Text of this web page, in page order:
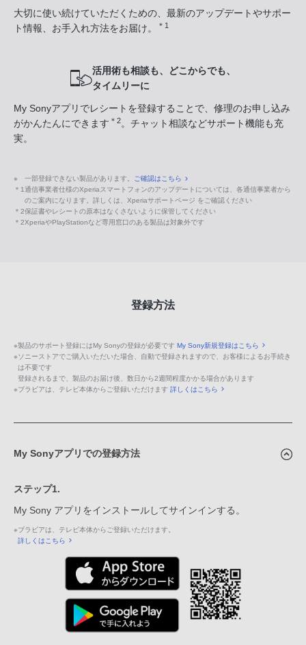
大切に使い続けていただくための、最新のアップデートやサポー
ト情報、お手入れ方法をお届け。
＊1
活用術も相談も、どこからでも、
タイムリーに
My Sonyアプリでレシートを登録することで、修理のお申し込み
がかんたんにできます ＊2。チャット相談などサポート機能も充
実。
※ 一部登録できない製品があります。 ご確認はこちら
＊1通信事業者仕様のXperiaスマートフォンのアップデートについては、各通信事業者から
のご案内になります。詳しくは、Xperiaサポートページ をご確認ください
＊2保証書やレシートの原本はなくさないように保管してください
＊2XperiaやPlayStationなど専用窓口のある製品は対象外です
登録方法
※製品のサポート登録にはMy Sonyの登録が必要です My Sony新規登録はこちら
※ソニーストアでご購入いただいた場合、自動で登録されますので、お客様によるお手続き
は不要です
登録されるまで、製品のお届け後、数日から2週間程度かかる場合があります
※ブラビアは、テレビ本体からご登録いただけます 詳しくはこちら
My Sonyアプリでの登録方法
ステップ1.
My Sony アプリをインストールしてサインインする。
※ブラビアは、テレビ本体からご登録いただけます。
詳しくはこちら